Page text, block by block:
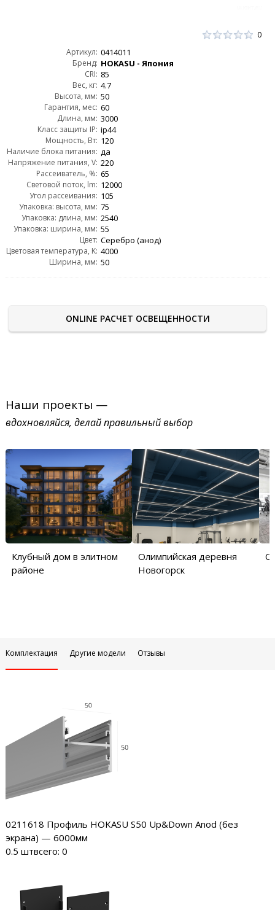
0
Артикул: 0414011
Бренд: HOKASU - Япония
CRI: 85
Вес, кг: 4.7
Высота, мм: 50
Гарантия, мес: 60
Длина, мм: 3000
Класс защиты IP: ip44
Мощность, Вт: 120
Наличие блока питания: да
Напряжение питания, V: 220
Рассеиватель, %: 65
Световой поток, lm: 12000
Угол рассеивания: 105
Упаковка: высота, мм: 75
Упаковка: длина, мм: 2540
Упаковка: ширина, мм: 55
Цвет: Серебро (анод)
Цветовая температура, K: 4000
Ширина, мм: 50
ONLINE РАСЧЕТ ОСВЕЩЕННОСТИ
Наши проекты —
вдохновляйся, делай правильный выбор
Клубный дом в элитном
районе
Олимпийская деревня
Новогорск
Комплектация Другие модели Отзывы
0211618 Профиль HOKASU S50 Up&Down Anod (без
экрана) — 6000мм
0.5 штвсего: 0